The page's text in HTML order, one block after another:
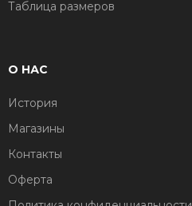
Таблица размеров
О НАС
История
Магазины
Контакты
Оферта